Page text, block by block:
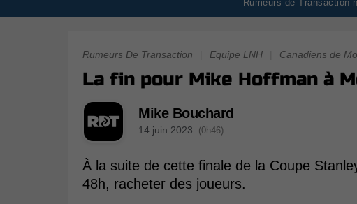
Rumeurs de Transaction
Rumeurs De Transaction Equipe LNH Canadiens de
La fin pour Mike Hoffman à
Mike Bouchard
14 juin 2023 (0h46)
À la suite de cette finale de la Coupe
48h, racheter des joueurs.